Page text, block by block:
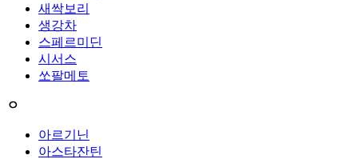
새싹보리
생강차
스페르미딘
시서스
쏘팔메토
ㅇ
아르기닌
아스타잔틴